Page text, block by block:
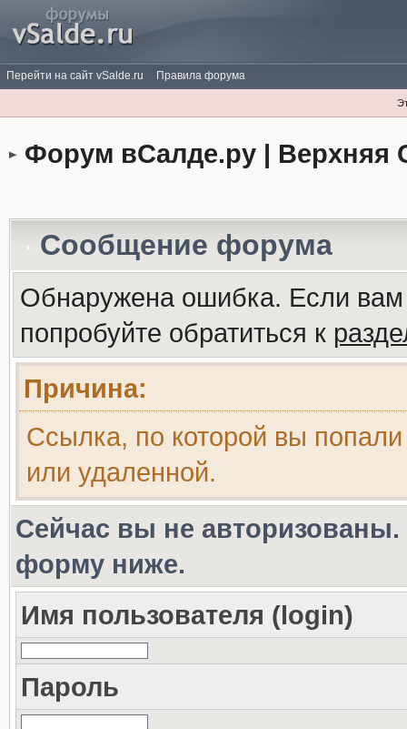
Перейти на сайт vSalde.ru Правила форума
Форум вСалде.ру | Верхняя
Сообщение форума
Обнаружена ошибка. Если
попробуйте обратиться к
Причина:
Ссылка, по которой вы
или удаленной.
Сейчас вы не авторизованы.
форму ниже.
Имя пользователя (login)
Пароль